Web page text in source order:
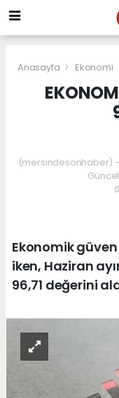
Anasayfa Ekonomi
(mersindesonhaber)
Ekonomik
iken, Haziran
96,71 değerini